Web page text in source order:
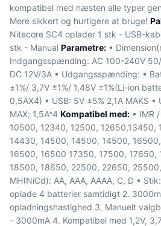
kompatibel med næsten alle typer
Mere sikkert og hurtigere at bruge!
Nitecore SC4 oplader 1 stk - USB-
stk - Manual Parametre: •
Indgangsspænding: AC 100-240V
DC 12V/3A • Udgangsspænding: •
±1%/ 3,7V ±1%/ 1,48V ±1%(Li-ion
0,5AX4) • USB: 5V ±5% 2,1A MAKS
MAX; 1,5A*4 Kompatibel med: • IMR
10500, 12340, 12500, 12650,13450,
14430, 14500, 14500, 14500,
16500, 16500 17350, 17500, 17650,
18500, 18650, 22500, 22650,
MH(NiCd): AA, AAA, AAAA, C, D •
oplade 4 batterier samtidigt 2.
opladningshastighed 3. Manuelt
- 3000mA 4. Kompatibel med 1,2V,